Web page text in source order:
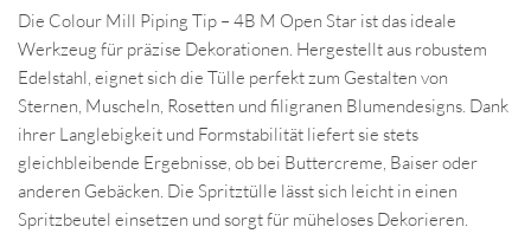
Die Colour Mill Piping Tip – 4B M Open Star ist das ideale
Werkzeug für präzise Dekorationen. Hergestellt aus robustem
Edelstahl, eignet sich die Tülle perfekt zum Gestalten von
Sternen, Muscheln, Rosetten und filigranen Blumendesigns. Dank
ihrer Langlebigkeit und Formstabilität liefert sie stets
gleichbleibende Ergebnisse, ob bei Buttercreme, Baiser oder
anderen Gebäcken. Die Spritztülle lässt sich leicht in einen
Spritzbeutel einsetzen und sorgt für müheloses Dekorieren.